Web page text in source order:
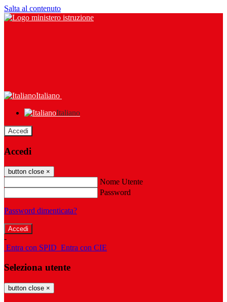
Salta al contenuto
Italiano
Italiano
Accedi
Accedi
button close ×
Nome Utente
Password
Password dimenticata?
-
Entra con SPID Entra con CIE
Seleziona utente
button close ×